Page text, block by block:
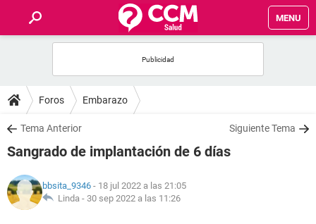
MENU
FOROS
SALUD
FAMILIA
NUTRICIÓN
Foros Embarazo
Tema Anterior Siguiente Tema
Sangrado de implantación de 6 días
bbsita_9346 - 18 jul 2022 a las 21:05
Linda - 30 sep 2022 a las 11:26